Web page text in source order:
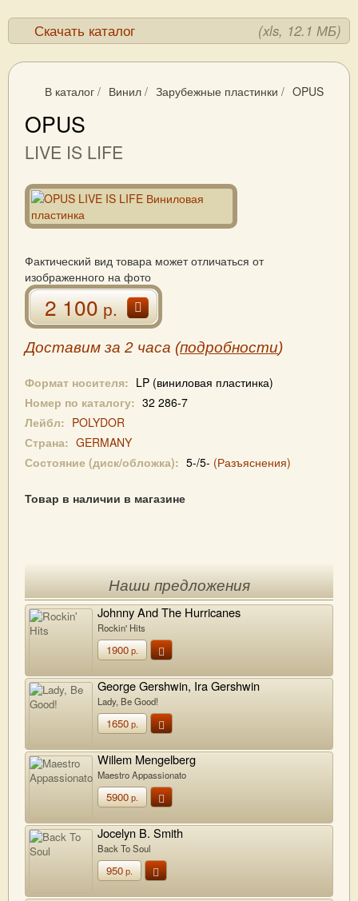
Скачать каталог (xls, 12.1 МБ)
В каталог / Винил / Зарубежные пластинки / OPUS
OPUS
LIVE IS LIFE
Фактический вид товара может отличаться от
изображенного на фото
2 100р.
Доставим за 2 часа (подробности)
Формат носителя: LP (виниловая пластинка)
Номер по каталогу: 32 286-7
Лейбл: POLYDOR
Страна: GERMANY
Состояние (диск/обложка): 5-/5- (Разъяснения)
Товар в наличии в магазине
Наши предложения
Johnny And The Hurricanes
Rockin' Hits
1900р.
George Gershwin, Ira Gershwin
Lady, Be Good!
1650р.
Willem Mengelberg
Maestro Appassionato
5900р.
Jocelyn B. Smith
Back To Soul
950р.